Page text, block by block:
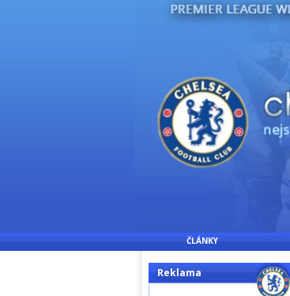
ČLÁNKY
Reklama